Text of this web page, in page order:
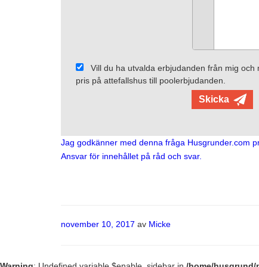
Vill du ha utvalda erbjudanden från mig och
pris på attefallshus till poolerbjudanden.
Jag godkänner med denna fråga Husgrunder.com
Ansvar för innehållet på råd och svar.
Publicerat
november 10, 2017 av Micke